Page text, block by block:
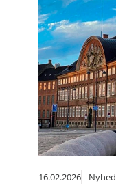
16.02.2026 Nyhed